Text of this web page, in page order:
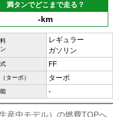
満タンでどこまで走る？
-km
レギュラー
ガソリン
FF
ターボ） ターボ
-
産中モデル）の燃費TOPへ